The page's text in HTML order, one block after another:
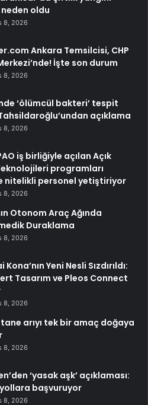
oldu
8, 2026
Ankara Temsilcisi, CHP
İşte son durum
8, 2026
‘ölümcül bakteri’ tespit
açıklama
8, 2026
iş birliğiyle açılan Açık
programları
nitelikli personel yetiştiriyor
8, 2026
Otonom Araç Ağında
Duraklama
8, 2026
Kona’nın Yeni Nesli Sızdırıldı:
Tasarım ve Pleos Connect
8, 2026
arıyı tek bir amaç doğaya
8, 2026
‘yasak aşk’ açıklaması:
başvuruyor
8, 2026